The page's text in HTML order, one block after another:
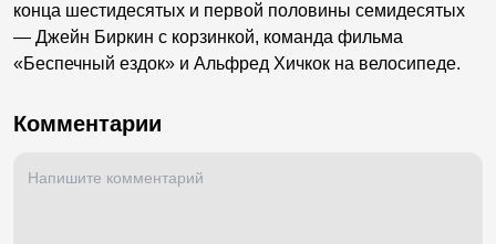
конца шестидесятых и первой половины семидесятых
— Джейн Биркин с корзинкой, команда фильма
«Беспечный ездок» и Альфред Хичкок на велосипеде.
Комментарии